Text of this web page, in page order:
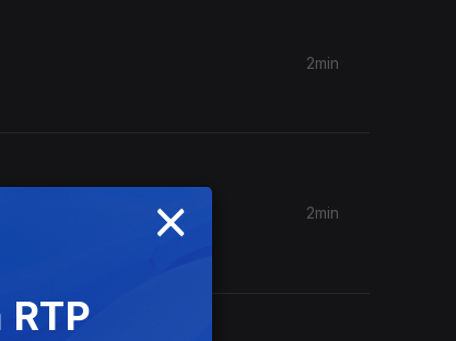
2min
2min
×